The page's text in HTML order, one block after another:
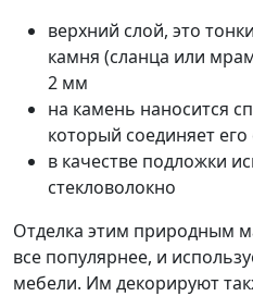
верхний слой, это
камня (сланца или
2 мм
на камень наносится
который соединяет
в качестве подложки
стекловолокно
Отделка этим природным
все популярнее, и
мебели. Им декорируют